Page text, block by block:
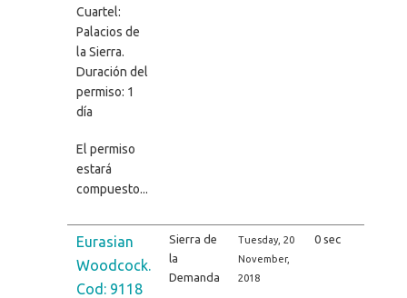
Cuartel:
Palacios de
la Sierra.
Duración del
permiso: 1
día
El permiso
estará
compuesto...
Eurasian
Woodcock.
Cod: 9118
Sierra de
la
Demanda
Tuesday, 20
November,
2018
0 sec